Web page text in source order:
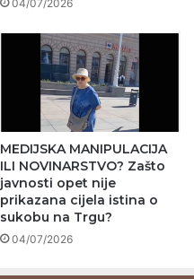
04/07/2026
MEDIJSKA MANIPULACIJA
ILI NOVINARSTVO? Zašto
javnosti opet nije
prikazana cijela istina o
sukobu na Trgu?
04/07/2026